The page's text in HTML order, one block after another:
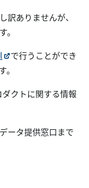
訳ありませんが、
。
で行うことができ
クトに関する情報
ータ提供窓口まで